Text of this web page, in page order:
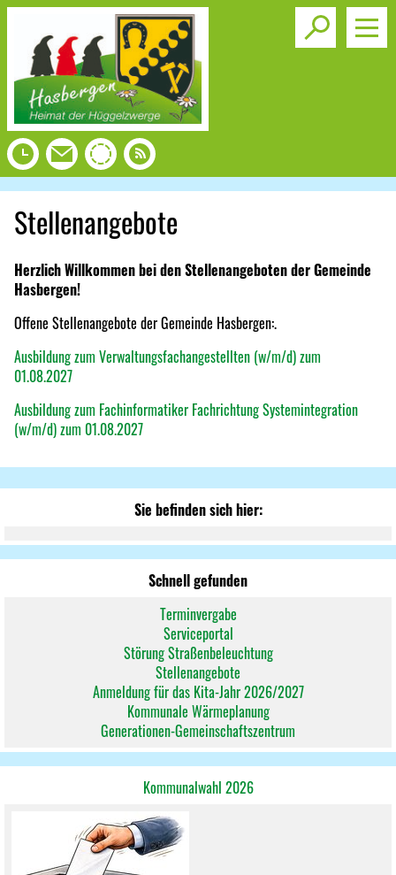
Toggle
Stellenangebote
Herzlich Willkommen bei den Stellenangeboten der Gemeinde
Hasbergen!
Offene Stellenangebote der Gemeinde Hasbergen:.
Ausbildung zum Verwaltungsfachangestellten (w/m/d) zum
01.08.2027
Ausbildung zum Fachinformatiker Fachrichtung Systemintegration
(w/m/d) zum 01.08.2027
Sie befinden sich hier:
Schnell gefunden
Terminvergabe
Serviceportal
Störung Straßenbeleuchtung
Stellenangebote
Anmeldung für das Kita-Jahr 2026/2027
Kommunale Wärmeplanung
Generationen-Gemeinschaftszentrum
Kommunalwahl 2026